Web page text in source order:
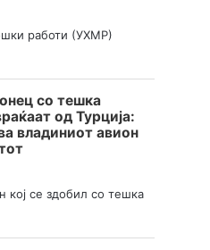
работи (УХМР)
со тешка
од Турција:
владиниот авион
кој се здобил со тешка